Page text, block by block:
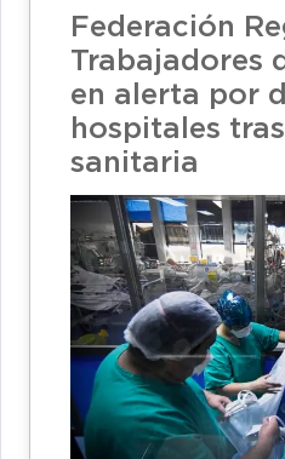
Federación
Trabajadores
en alerta por
hospitales
sanitaria